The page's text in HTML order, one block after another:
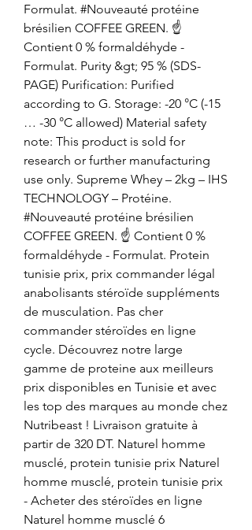
Formulat. #Nouveauté protéine
brésilien COFFEE GREEN. ☝️
Contient 0 % formaldéhyde -
Formulat. Purity &gt; 95 % (SDS-
PAGE) Purification: Purified
according to G. Storage: -20 °C (-15
… -30 °C allowed) Material safety
note: This product is sold for
research or further manufacturing
use only. Supreme Whey – 2kg – IHS
TECHNOLOGY – Protéine.
#Nouveauté protéine brésilien
COFFEE GREEN. ☝️ Contient 0 %
formaldéhyde - Formulat. Protein
tunisie prix, prix commander légal
anabolisants stéroïde suppléments
de musculation. Pas cher
commander stéroïdes en ligne
cycle. Découvrez notre large
gamme de proteine aux meilleurs
prix disponibles en Tunisie et avec
les top des marques au monde chez
Nutribeast ! Livraison gratuite à
partir de 320 DT. Naturel homme
musclé, protein tunisie prix Naturel
homme musclé, protein tunisie prix
- Acheter des stéroïdes en ligne
Naturel homme musclé 6